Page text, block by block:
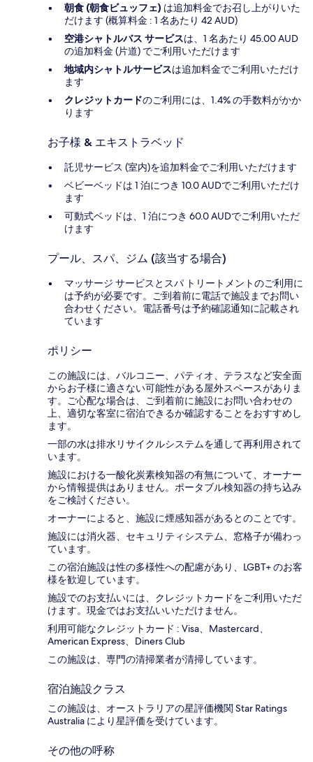
朝食 (朝食ビュッフェ) は追加料金でお召し上がりいた
だけます (概算料金 : 1 名あたり 42 AUD)
空港シャトルバス サービスは、1 名あたり 45.00 AUD
の追加料金 (片道) でご利用いただけます
地域内シャトルサービスは追加料金でご利用いただけ
ます
クレジットカードのご利用には、1.4% の手数料がかか
ります
お子様 & エキストラベッド
託児サービス (室内)を追加料金でご利用いただけます
ベビーベッドは 1 泊につき 10.0 AUDでご利用いただけ
ます
可動式ベッドは、1 泊につき 60.0 AUDでご利用いただ
けます
プール、スパ、ジム (該当する場合)
マッサージ サービスとスパ トリートメントのご利用に
は予約が必要です。ご到着前に電話で施設までお問い
合わせください。電話番号は予約確認通知に記載され
ています
ポリシー
この施設には、バルコニー、パティオ、テラスなど安全面
からお子様に適さない可能性がある屋外スペースがありま
す。ご心配な場合は、ご到着前に施設にお問い合わせの
上、適切な客室に宿泊できるか確認することをおすすめし
ます。
一部の水は排水リサイクルシステムを通して再利用されて
います。
施設における一酸化炭素検知器の有無について、オーナー
から情報提供はありません。ポータブル検知器の持ち込み
をご検討ください。
オーナーによると、施設に煙感知器があるとのことです。
施設には消火器、セキュリティシステム、窓格子が備わっ
ています。
この宿泊施設は性の多様性への配慮があり、LGBT+ のお客
様を歓迎しています。
施設でのお支払いには、クレジットカードをご利用いただ
けます。現金ではお支払いいただけません。
利用可能なクレジットカード : Visa、Mastercard、
American Express、Diners Club
この施設は、専門の清掃業者が清掃しています。
宿泊施設クラス
この施設は、オーストラリアの星評価機関 Star Ratings
Australia により星評価を受けています。
その他の呼称